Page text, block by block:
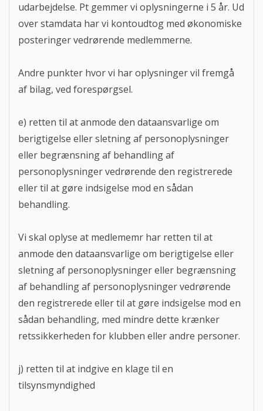
udarbejdelse. Pt gemmer vi oplysningerne i 5 år. Ud
over stamdata har vi kontoudtog med økonomiske
posteringer vedrørende medlemmerne.
Andre punkter hvor vi har oplysninger vil fremgå
af bilag, ved forespørgsel.
e) retten til at anmode den dataansvarlige om
berigtigelse eller sletning af personoplysninger
eller begrænsning af behandling af
personoplysninger vedrørende den registrerede
eller til at gøre indsigelse mod en sådan
behandling.
Vi skal oplyse at medlememr har retten til at
anmode den dataansvarlige om berigtigelse eller
sletning af personoplysninger eller begrænsning
af behandling af personoplysninger vedrørende
den registrerede eller til at gøre indsigelse mod en
sådan behandling, med mindre dette krænker
retssikkerheden for klubben eller andre personer.
j) retten til at indgive en klage til en
tilsynsmyndighed